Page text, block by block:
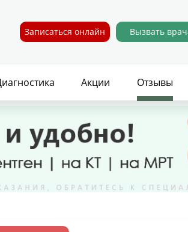
Записаться онлайн Вызвать
Акции Отзывы